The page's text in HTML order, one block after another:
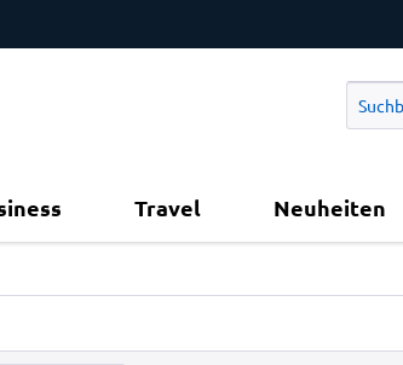
Travel Neuheiten